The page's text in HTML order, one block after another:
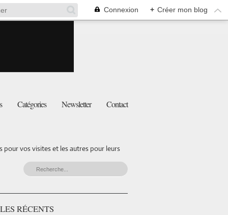
Connexion + Créer mon blog
Catégories Newsletter Contact
vos visites et les autres pour leurs
RÉCENTS